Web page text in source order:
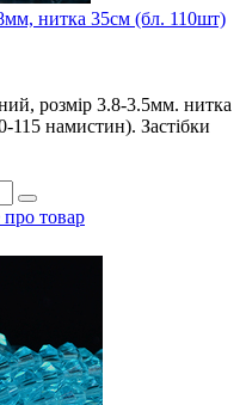
нитка 35см (бл. 110шт)
розмір 3.8-3.5мм. нитка
115 намистин). Застібки
про товар